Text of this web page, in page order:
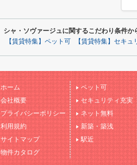
シャ・ソヴァージュに関するこだわり条件か
【賃貸特集】ペット可 【賃貸特集】セキュ
ホーム
会社概要
プライバシーポリシー
利用規約
サイトマップ
物件カタログ
ペット可
セキュリティ充実
ネット無料
新築・築浅
駅近